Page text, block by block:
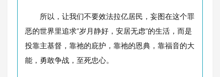
所以，让我们不要效法拉亿居民，妄图在这个罪
恶的世界里追求“岁月静好，安居无虑”的生活，而是
投靠主基督，靠祂的庇护，靠祂的恩典，靠福音的大
能，勇敢争战，至死忠心。